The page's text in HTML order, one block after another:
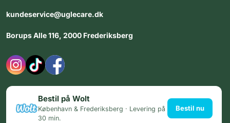
kundeservice@uglecare.dk
Borups Alle 116, 2000 Frederiksberg
Bestil på Wolt
København & Frederiksberg · Levering på
30 min.
Bestil nu